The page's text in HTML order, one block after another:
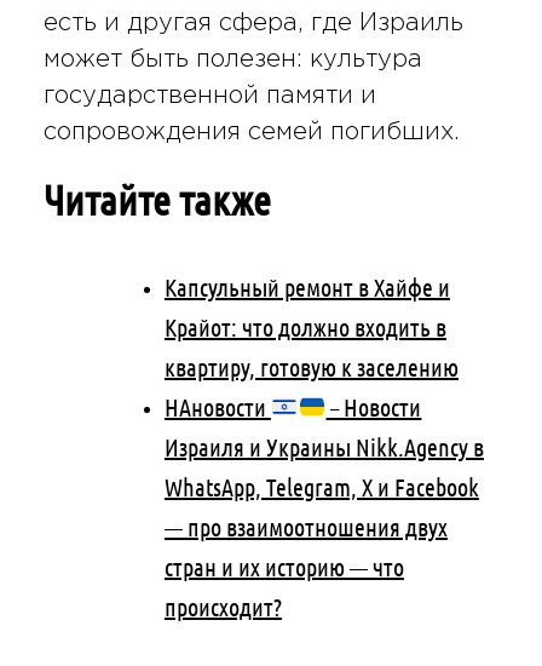
есть и другая сфера, где Израиль
может быть полезен: культура
государственной памяти и
сопровождения семей погибших.
Читайте также
Капсульный ремонт в Хайфе и
Крайот: что должно входить в
квартиру, готовую к заселению
НАновости
– Новости
Израиля и Украины Nikk.Agency в
WhatsApp, Telegram, X и Facebook
— про взаимоотношения двух
стран и их историю — что
происходит?